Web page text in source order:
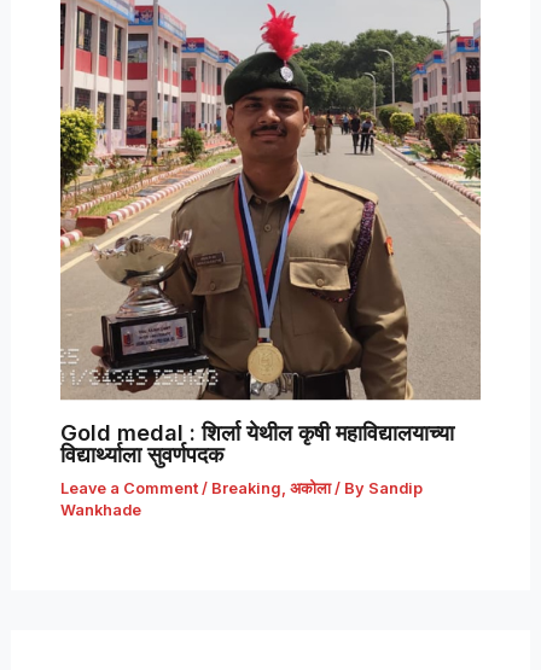
Gold medal : शिर्ला येथील कृषी महाविद्यालयाच्या
विद्यार्थ्याला सुवर्णपदक
Leave a Comment / Breaking अकोला/ By Sandip
Wankhade